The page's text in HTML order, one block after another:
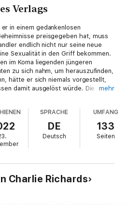
Verlags
in einem gedankenlosen
preisgegeben hat, muss
endlich nicht nur seine neue
Sexualität in den Griff bekommen.
im Koma liegenden jüngeren
zu sich nahm, um herauszufinden,
hätte er sich niemals vorgestellt,
damit ausgelöst würde. Die
einer paranormalen Kreatur
was ihm die Fähigkeit gibt, sich
denkenden Geparden zu
von der Existenz von
hat, willigt er ein, in die Berge von
Er baut einen neuen Bunker
dass die Schläger der
mehr
SPRACHE
DE
Deutsch
UMFANG
133
Seiten
Charlie Richards